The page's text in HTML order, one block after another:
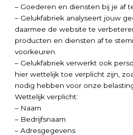
– Goederen en diensten bij je af
– Gelukfabriek analyseert jouw
daarmee de website te
producten en diensten af te
voorkeuren.
– Gelukfabriek verwerkt ook
hier wettelijk toe verplicht zijn,
nodig hebben voor onze
Wettelijk verplicht:
– Naam
– Bedrijfsnaam
– Adresgegevens